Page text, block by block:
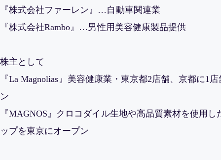
『株式会社ファーレン』…自動車関連業
『株式会社Rambo』…男性用美容健康製品提供
株主として
『La Magnolias』美容健康業・東京都2店舗、京都に1
ン
『MAGNOS』クロコダイル生地や高品質素材を使用
ップを東京にオープン